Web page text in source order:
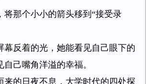
将那个小小的箭头移到“接受录
幕反着的光，她能看见自己眼下的
己嘴角洋溢的幸福。
来的日夜不息，大学时代的四处探